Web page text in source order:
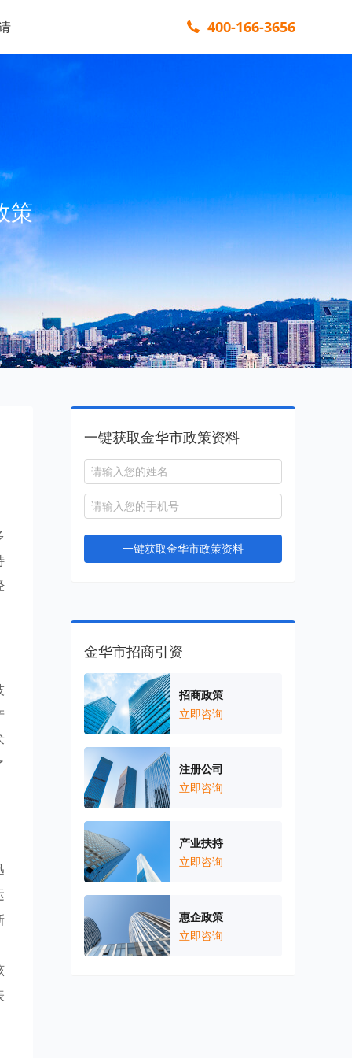
400-166-3656
策
一键获取金华市政策资料
一键获取金华市政策资料
金华市招商引资
招商政策
立即咨询
注册公司
立即咨询
产业扶持
立即咨询
惠企政策
立即咨询